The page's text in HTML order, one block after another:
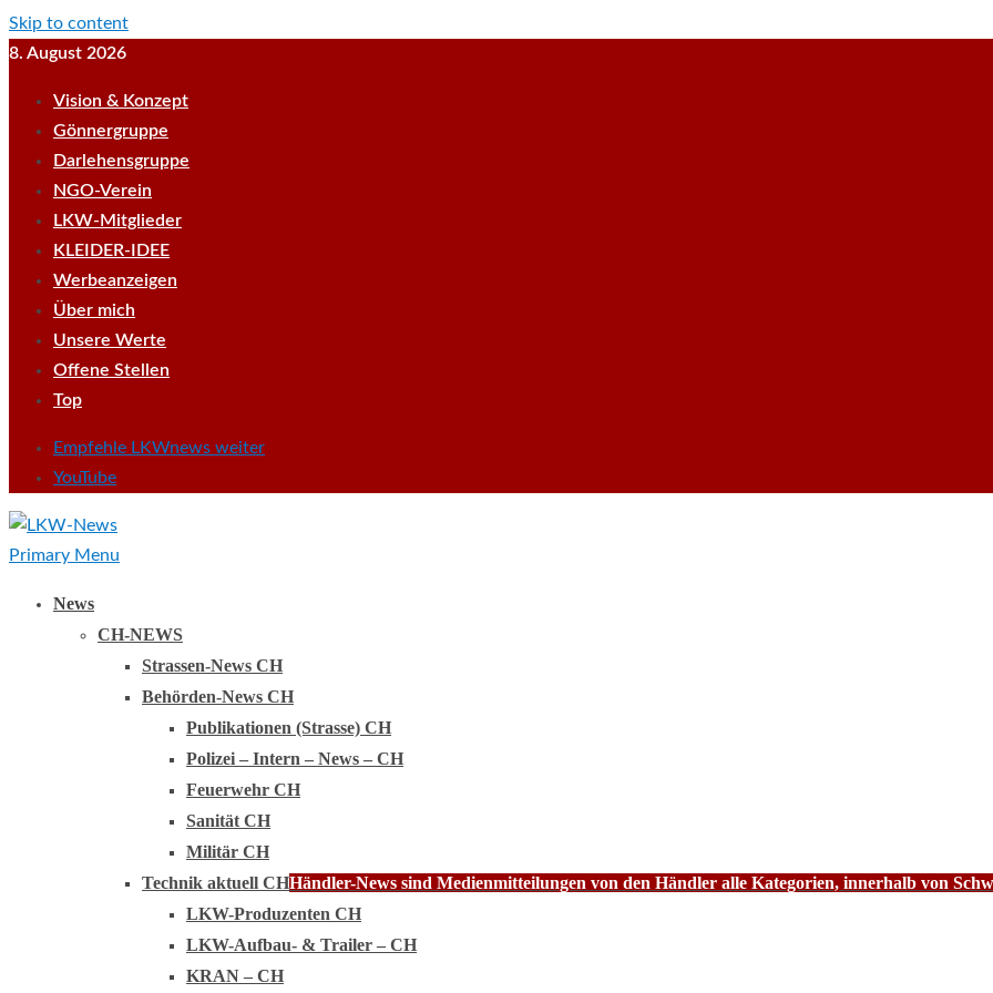
Skip to content
8. August 2026
Vision & Konzept
Gönnergruppe
Darlehensgruppe
NGO-Verein
LKW-Mitglieder
KLEIDER-IDEE
Werbeanzeigen
Über mich
Unsere Werte
Offene Stellen
Top
Empfehle LKWnews weiter
YouTube
Primary Menu
News
CH-NEWS
Strassen-News CH
Behörden-News CH
Publikationen (Strasse) CH
Polizei – Intern – News – CH
Feuerwehr CH
Sanität CH
Militär CH
Technik aktuell CHHändler-News sind Medienmitteilungen von den Händler alle Kategorien, innerhalb von
LKW-Produzenten CH
LKW-Aufbau- & Trailer – CH
KRAN – CH